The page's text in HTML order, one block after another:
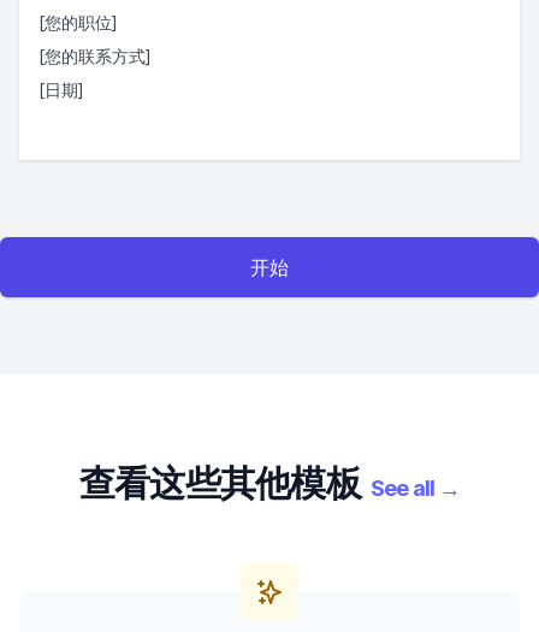
[您的职位]
[您的联系方式]
[日期]
开始
查看这些其他模板 See all →